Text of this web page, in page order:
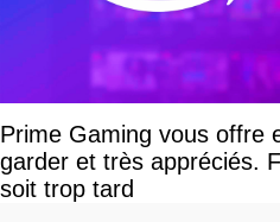
Prime Gaming vous offre
garder et très appréciés.
soit trop tard